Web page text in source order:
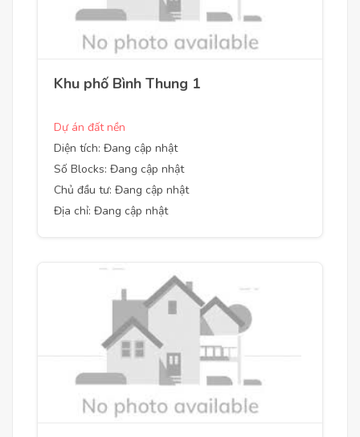
Khu phố Bình Thung 1
Dự án đất nền
Diện tích: Đang cập nhật
Số Blocks: Đang cập nhật
Chủ đầu tư: Đang cập nhật
Địa chỉ: Đang cập nhật